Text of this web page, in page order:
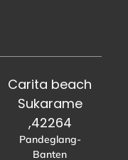
Carita beach
Sukarame
,42264
Pandeglang-
Banten